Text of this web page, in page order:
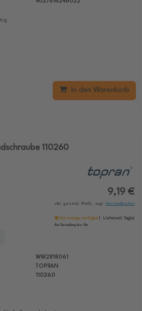
4027816246022
In den Warenkorb
110260
9,19 €
inkl. gesetzl. MwSt., zzgl. Versandkosten
Nur wenige verfügbar Lieferzeit:
Tag(e)
Bei Bestellung bis: Uhr
WW2818061
TOPRAN
110260